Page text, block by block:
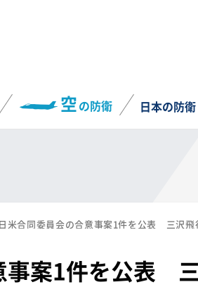
空の防衛 日本の防衛
事案1件を公表